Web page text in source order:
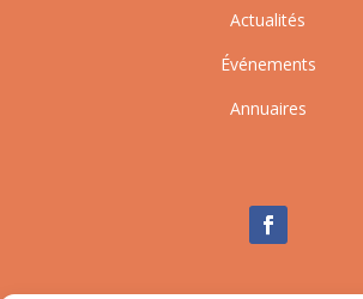
Actualités
Événements
Annuaires